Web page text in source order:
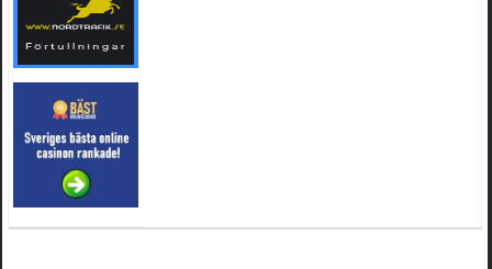
pÃ¥ 0709955029 eller hv.alexandersson@gmail.com ifall du har en som du vill sÃ¤lja
mvh Hugo
21 februari 2025 kl. 09:25:52
Oscar5:NÃ¥gon som vet vad man kan begÃ¤ra fÃ¶r en Honda TRX 350 FE 2005
4 februari 2025 kl. 19:20:50
Oscar5:44
4 februari 2025 kl. 19:15:36
Greger59:NÃ¤gon som vet har en Cetek 500 EFI
15 januari 2025 kl. 23:49:44
Mrhandsome:SÃÂ¶ker defekta/trasiga fyrhjulingar. Jag betalar bra och du kan nÃÂ¥